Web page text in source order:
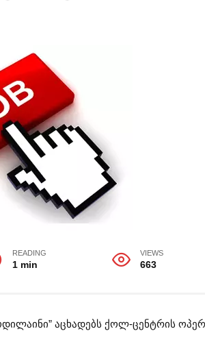
READING
1 min
VIEWS
663
აცხადებს ქოლ-ცენტრის